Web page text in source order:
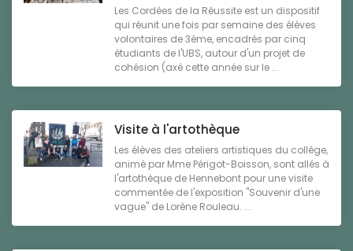
Les Cordées de la Réussite est un dispositif
qui réunit une fois par semaine des élèves
volontaires de 3ème, encadrés par cinq
étudiants de l'UBS, autour d'un projet de
cohésion (axé cette année sur le ...
Visite à l'artothèque
Les élèves des ateliers artistiques du collège,
animé par Mme Périgot-Boisson, sont allés à
l'artothèque de Hennebont pour une visite
commentée de l'exposition "Souvenir d'une
vague" de Lorène Rouleau. ...